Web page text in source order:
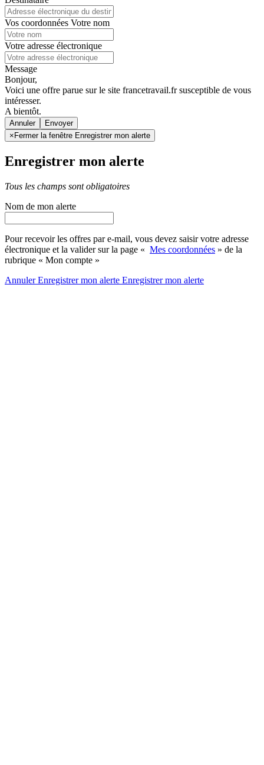
Vos coordonnées Votre nom
Votre adresse électronique
Message
Bonjour,
Voici une offre parue sur le site francetravail.fr susceptible de vous
intéresser.
A bientôt.
Annuler
× Fermer la fenêtre Enregistrer mon alerte
Enregistrer mon alerte
Tous les champs sont obligatoires
Nom de mon alerte
Pour recevoir les offres par e-mail, vous devez saisir votre adresse
électronique et la valider sur la page « Mes coordonnées » de la
rubrique « Mon compte »
AnnulerEnregistrer mon alerte Enregistrermon alerte